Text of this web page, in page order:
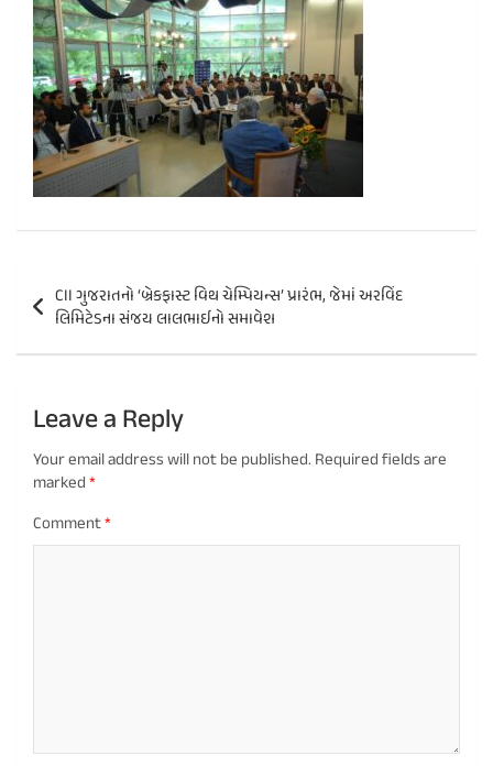
Post
navigation
CII ગુજરાતનો ‘બ્રેકફાસ્ટ વિથ ચેમ્પિયન્સ’ પ્રારંભ, જેમાં અરવિંદ
લિમિટેડના સંજય લાલભાઈનો સમાવેશ
Leave a Reply
Your email address will not be published. Required fields are
marked*
Comment*